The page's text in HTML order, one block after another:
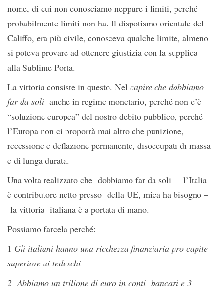
nome, di cui non conosciamo neppure i limiti, perché
probabilmente limiti non ha. Il dispotismo orientale del
Califfo, era più civile, conosceva qualche limite, almeno
si poteva provare ad ottenere giustizia con la supplica
alla Sublime Porta.
La vittoria consiste in questo. Nel capire che dobbiamo
far da soli anche in regime monetario, perché non c’è
“soluzione europea” del nostro debito pubblico, perché
l’Europa non ci proporrà mai altro che punizione,
recessione e deflazione permanente, disoccupati di massa
e di lunga durata.
Una volta realizzato che dobbiamo far da soli – l’Italia
è contributore netto presso della UE, mica ha bisogno –
la vittoria italiana è a portata di mano.
Possiamo farcela perché:
1 Gli italiani hanno una ricchezza finanziaria pro capite
superiore ai tedeschi
2 Abbiamo un trilione di euro in conti bancari e 3